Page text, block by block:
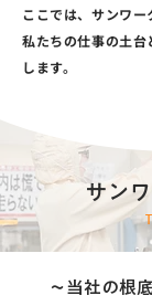
ここでは、サンワー
私たちの仕事の土
します。
サン
～当社の根